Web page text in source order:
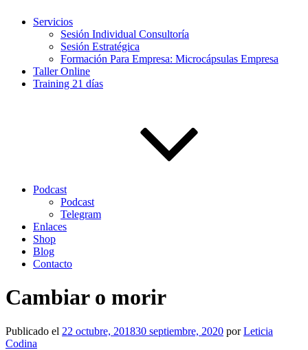
Servicios
Sesión Individual Consultoría
Sesión Estratégica
Formación Para Empresa: Microcápsulas Empresa
Taller Online
Training 21 días
Podcast
Podcast
Telegram
Enlaces
Shop
Blog
Contacto
Cambiar o morir
Publicado el 22 octubre, 201830 septiembre, 2020 porLeticia
Codina